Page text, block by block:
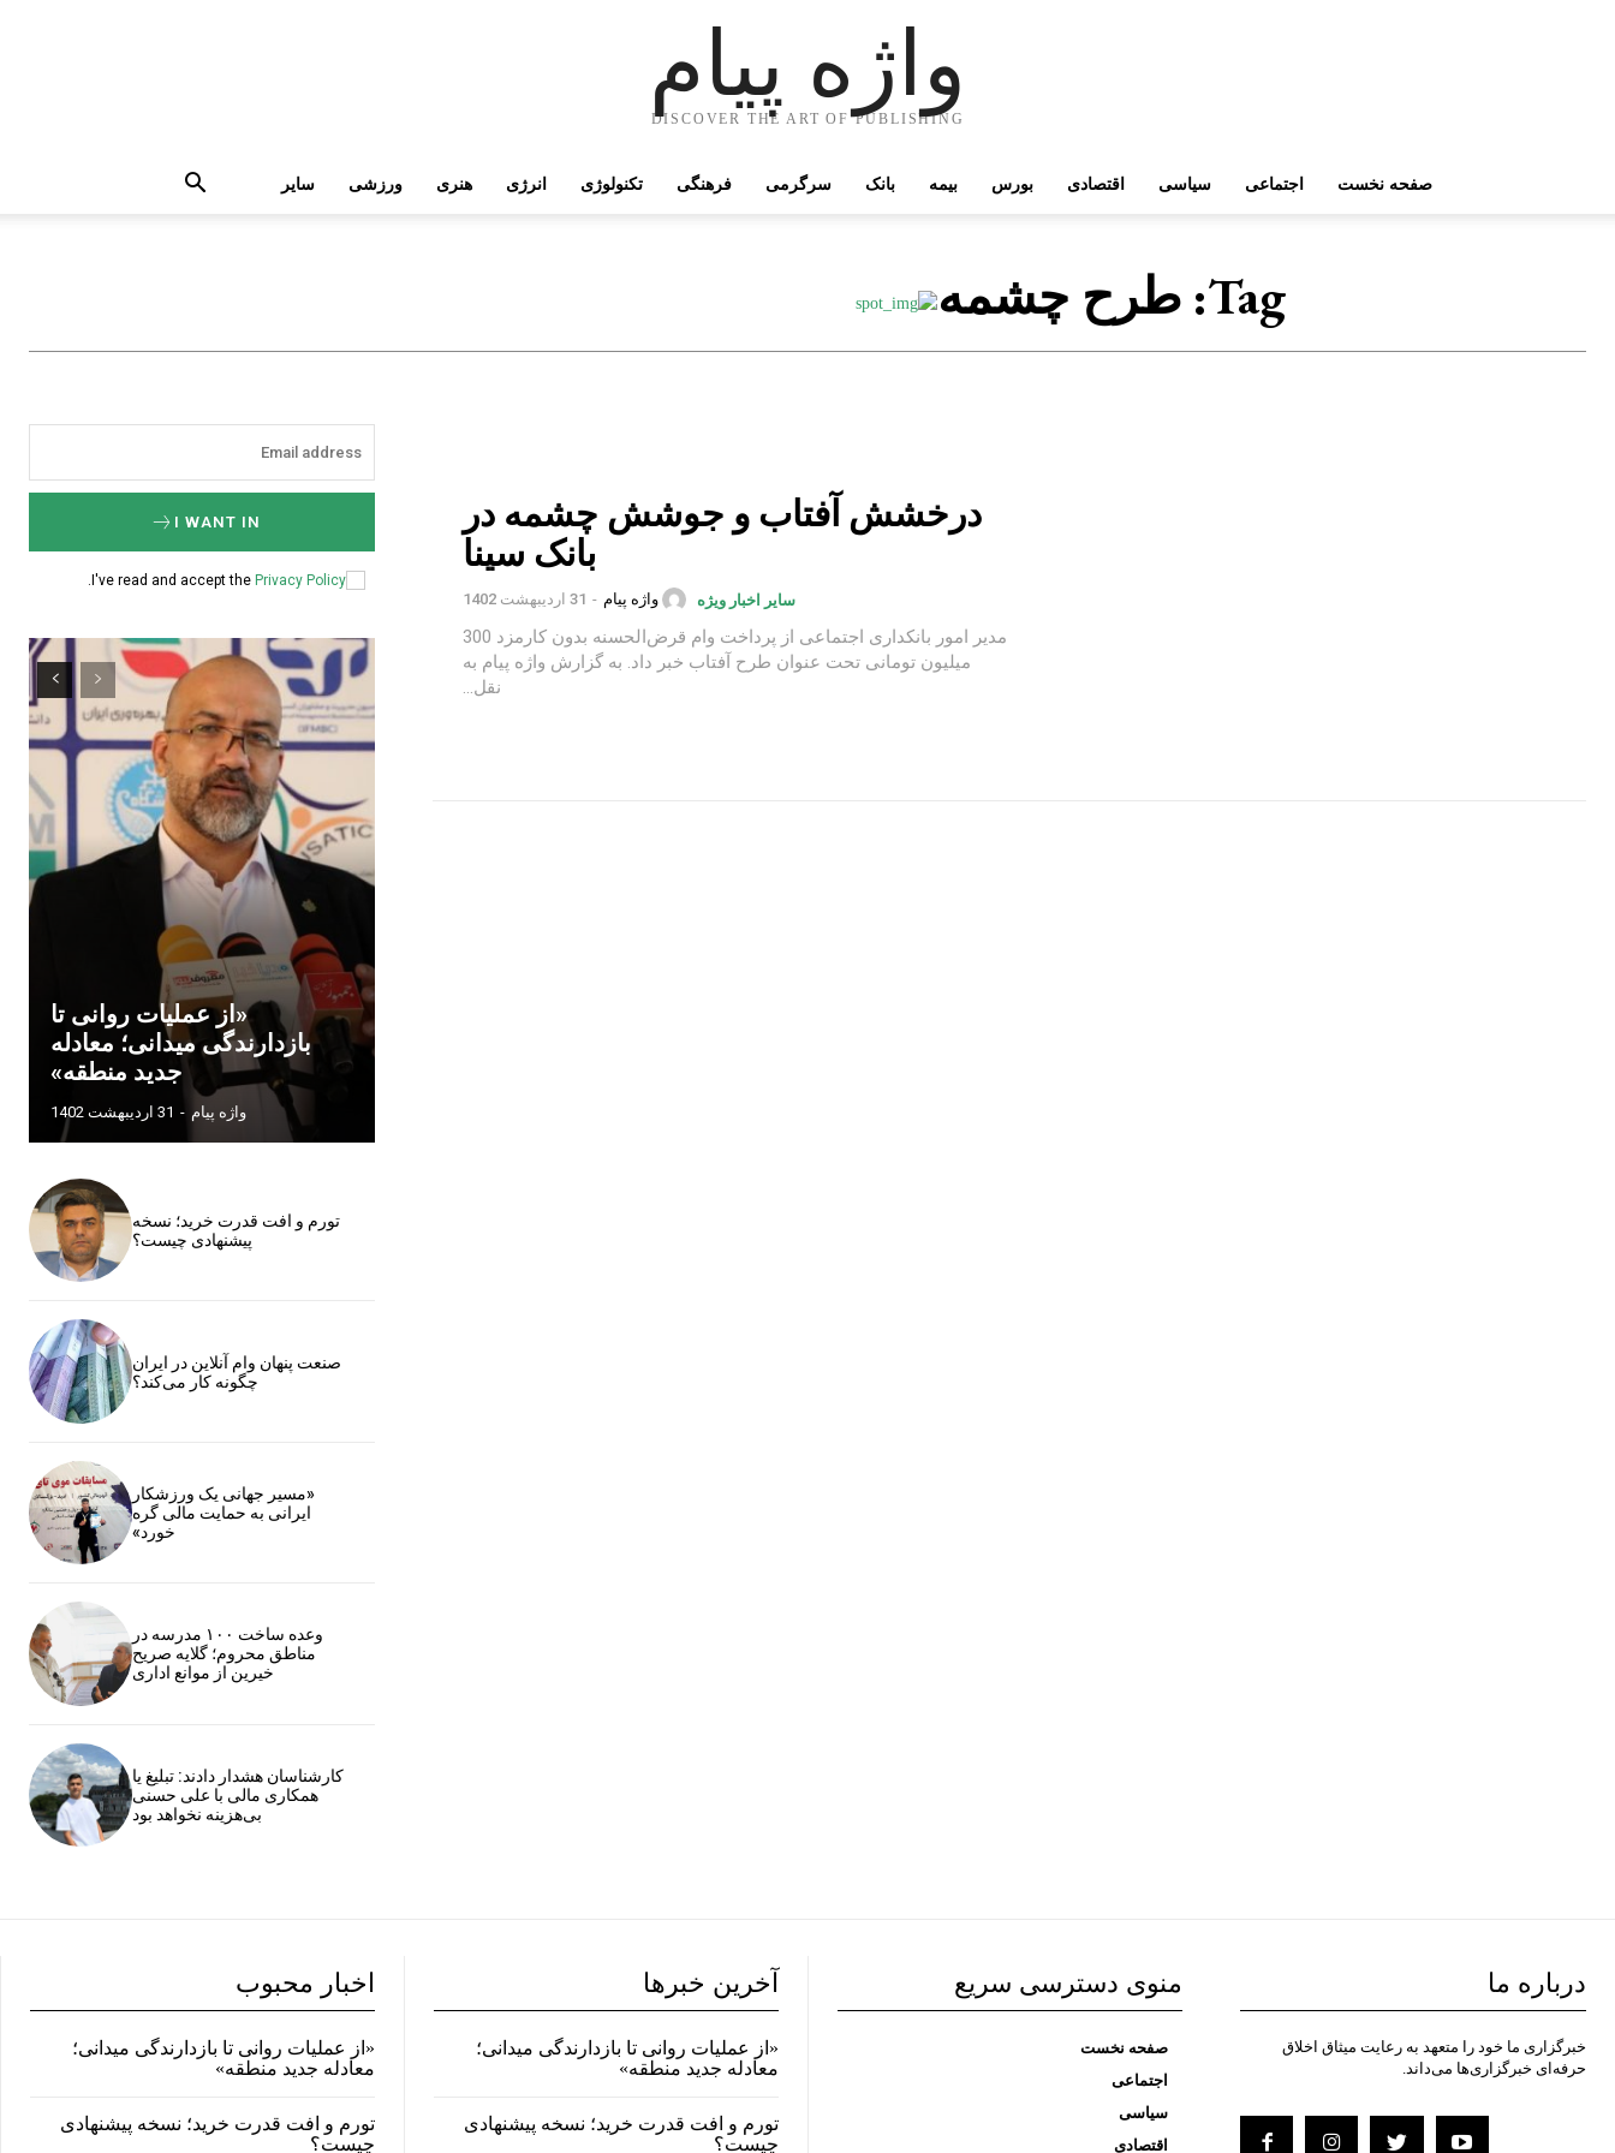
واژه پیام
DISCOVER THE ART OF PUBLISHING
صفحه نخست اجتماعی سیاسی اقتصادی بورس بیمه بانک سرگرمی فرهنگی تکنولوژی انرژی هنری ورزشی سایر
Tag: طرح چشمه
درخشش آفتاب و جوشش چشمه در
بانک سینا
سایر اخبار ویژه واژه پیام - 31 اردیبهشت 1402
مدیر امور بانکداری اجتماعی از پرداخت وام قرض‌الحسنه بدون کارمزد 300
میلیون تومانی تحت عنوان طرح آفتاب خبر داد. به گزارش واژه پیام به
نقل...
I WANT IN
I've read and accept the Privacy Policy
«از عملیات روانی تا
بازدارندگی میدانی؛ معادله
جدید منطقه»
واژه پیام - 31 اردیبهشت 1402
تورم و افت قدرت خرید؛ نسخه
پیشنهادی چیست؟
صنعت پنهان وام آنلاین در ایران
چگونه کار می‌کند؟
«مسیر جهانی یک ورزشکار
ایرانی به حمایت مالی گره
خورد»
وعده ساخت ۱۰۰ مدرسه در
مناطق محروم؛ گلایه صریح
خیرین از موانع اداری
کارشناسان هشدار دادند: تبلیغ یا
همکاری مالی با علی حسنی
بی‌هزینه نخواهد بود
درباره ما
خبرگزاری ما خود را متعهد به رعایت میثاق اخلاق
حرفه‌ای خبرگزاری‌ها می‌داند.
منوی دسترسی سریع
صفحه نخست
اجتماعی
سیاسی
اقتصادی
آخرین خبرها
«از عملیات روانی تا بازدارندگی میدانی؛
معادله جدید منطقه»
تورم و افت قدرت خرید؛ نسخه پیشنهادی
چیست؟
اخبار محبوب
«از عملیات روانی تا بازدارندگی میدانی؛
معادله جدید منطقه»
تورم و افت قدرت خرید؛ نسخه پیشنهادی
چیست؟